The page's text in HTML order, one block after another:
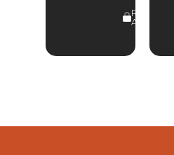
RÉSERVÉ
ABONNÉS